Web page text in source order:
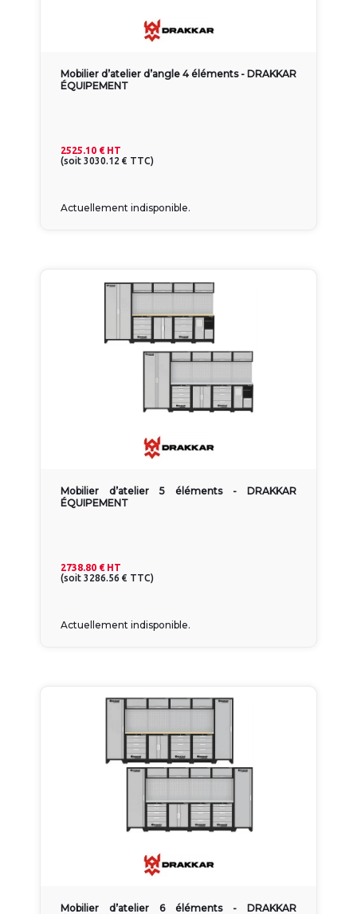
Mobilier d’atelier d’angle 4 éléments - DRAKKAR
ÉQUIPEMENT
2525.10 € HT
(soit 3030.12 € TTC)
Actuellement indisponible.
Mobilier d’atelier 5 éléments - DRAKKAR
ÉQUIPEMENT
2738.80 € HT
(soit 3286.56 € TTC)
Actuellement indisponible.
Mobilier d’atelier 6 éléments - DRAKKAR